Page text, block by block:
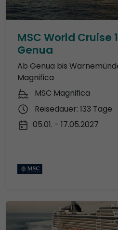
MSC World Cruise
Genua
Ab Genua bis
Magnifica
MSC Magnifica
Reisedauer: 133 Tage
05.01. - 17.05.2027